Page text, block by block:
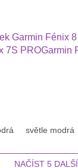
Garmin Fénix
7S PROGarmin
světle modrá
NAČÍST 5